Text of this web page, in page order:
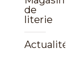
de
literie
Actualités